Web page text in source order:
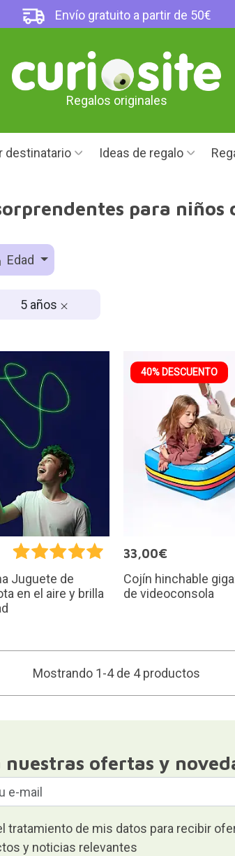
Envío gratuito a partir de 50€
Regalos originales
destinatario Ideas de regalo
para niños
Edad
5 años
Juguete de
en el aire y brilla
40% DESCUENTO
33,00€
Cojín hinchable
de videoconsola
Mostrando 1-4 de 4 productos
ofertas y
tratamiento de mis datos para recibir
y noticias relevantes